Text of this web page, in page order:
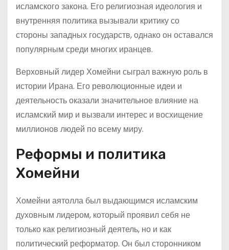
исламского закона. Его религиозная идеология и
внутренняя политика вызывали критику со
стороны западных государств, однако он оставался
популярным среди многих иранцев.
Верховный лидер Хомейни сыграл важную роль в
истории Ирана. Его революционные идеи и
деятельность оказали значительное влияние на
исламский мир и вызвали интерес и восхищение
миллионов людей по всему миру.
Реформы и политика
Хомейни
Хомейни аятолла был выдающимся исламским
духовным лидером, который проявил себя не
только как религиозный деятель, но и как
политический реформатор. Он был сторонником